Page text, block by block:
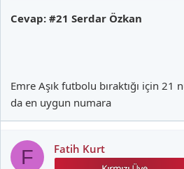
Cevap: #21 Serdar Özkan
Emre Aşık futbolu bıraktığı için 21
da en uygun numara
F Fatih Kurt